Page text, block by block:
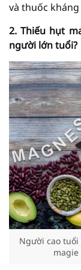
và thuốc
2. Thiếu hụt
người lớn tuổi?
Người cao